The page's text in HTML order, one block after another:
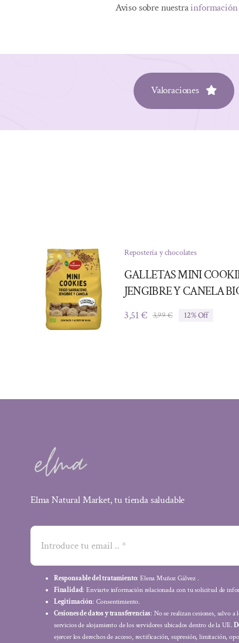
Aviso sobre nuestrainformación
Valoraciones
Repostería y chocolates
GALLETAS MINI
JENGIBRE Y CANELA
3,99€El
3,51€
El
12% Off
Elma Natural Market, tu tienda saludable
Responsable del tratamiento: Elena Muñoz Gálvez .
Finalidad: Enviarte información relacionada con tu solicitud de
Legitimación: Consentimiento.
Cesiones de datos y transferencias: No se realizan cesiones, salvo a
servicios de alojamiento de los servidores ubicados dentro de la UE.
ejercer los derechos de acceso, rectificación, supresión, limitación,